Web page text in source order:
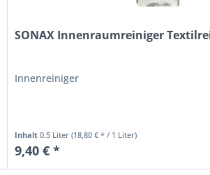
SONAX Innenraumreiniger
Innenreiniger
Inhalt0.5 Liter(18,80 € * / 1 Liter)
9,40 € *